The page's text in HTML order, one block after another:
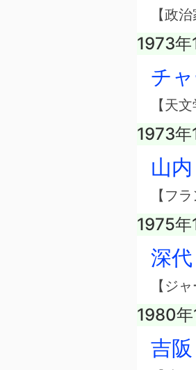
【政
1973年
チ
【天
1973年
山
【フ
1975年
深
【ジ
1980年
吉